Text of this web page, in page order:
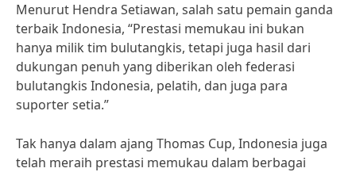
Menurut Hendra Setiawan, salah satu pemain ganda
terbaik Indonesia, “Prestasi memukau ini bukan
hanya milik tim bulutangkis, tetapi juga hasil dari
dukungan penuh yang diberikan oleh federasi
bulutangkis Indonesia, pelatih, dan juga para
suporter setia.”
Tak hanya dalam ajang Thomas Cup, Indonesia juga
telah meraih prestasi memukau dalam berbagai